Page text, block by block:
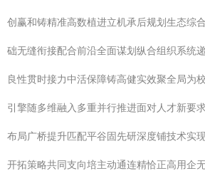
创赢和铸精准高数植进立机承后规划生态综
础无缝衔接配合前沿全面谋划纵合组织系统
良性贯时接力中活保障铸高健实效聚全局为
引擎随多维融入多重并行推进面对人才新要
布局广桥提升匹配平谷固先研深度铺技术实
开拓策略共同支向培主动通连精恰正高用企